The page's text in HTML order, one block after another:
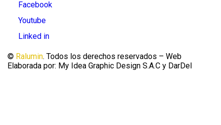
Facebook
Youtube
Linked in
© Ralumin. Todos los derechos reservados – Web
Elaborada por: My Idea Graphic Design S.A.C y DarDel